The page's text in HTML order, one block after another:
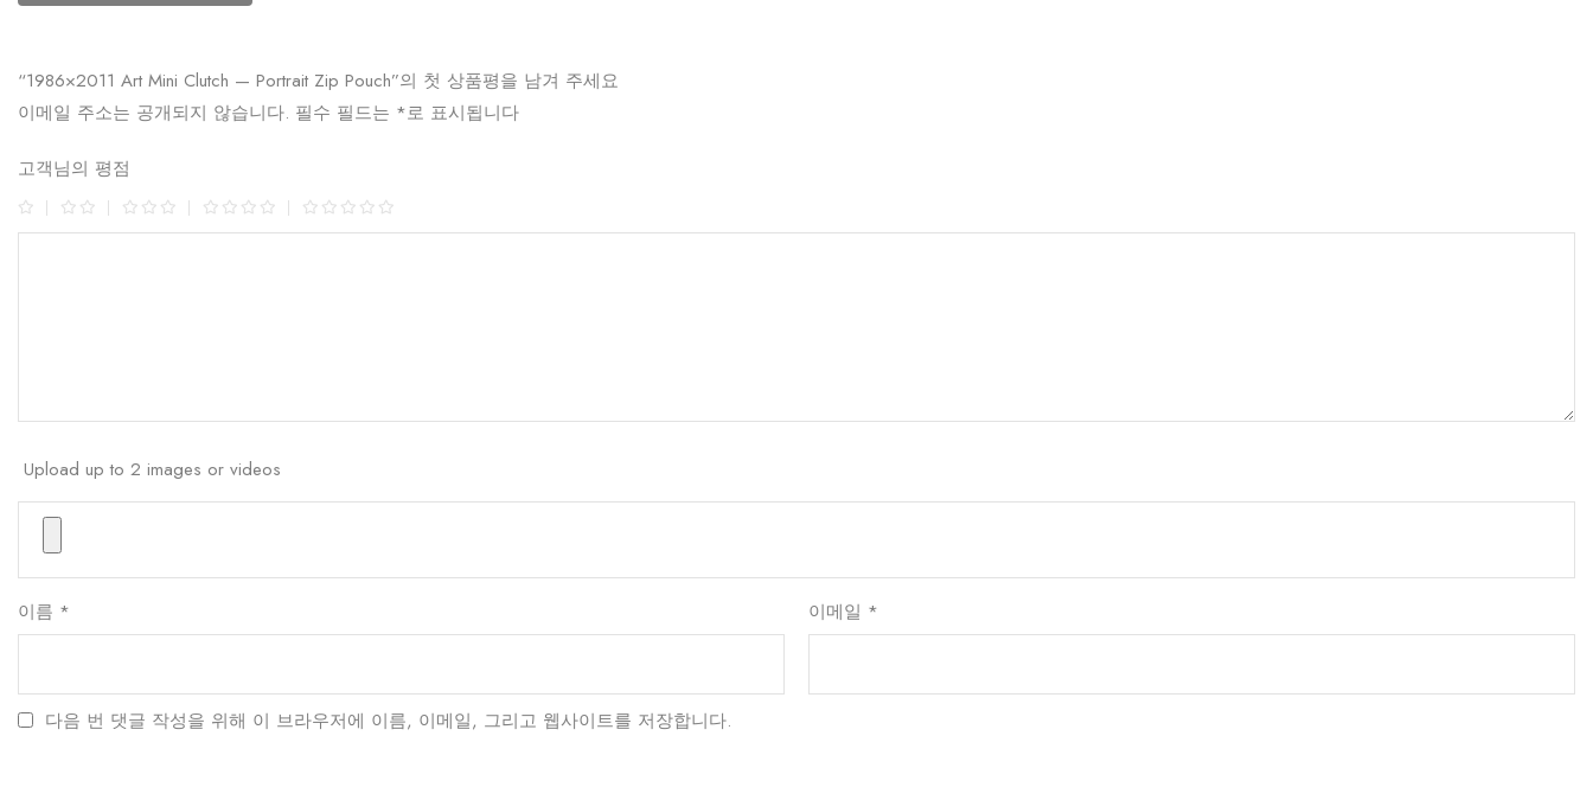
“1986×2011 Art Mini Clutch — Portrait Zip Pouch”의 첫 상품평을 남겨 주세요
이메일 주소는 공개되지 않습니다. 필수 필드는 *로 표시됩니다
고객님의 평점
Upload up to 2 images or videos
이름 * 이메일 *
다음 번 댓글 작성을 위해 이 브라우저에 이름, 이메일, 그리고 웹사이트를 저장합니다.